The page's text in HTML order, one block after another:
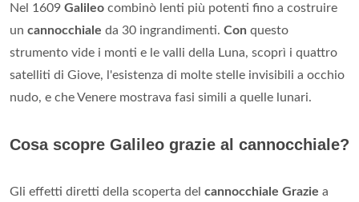
Nel 1609 Galileo combinò lenti più potenti fino a costruire
un cannocchiale da 30 ingrandimenti. Con questo
strumento vide i monti e le valli della Luna, scoprì i quattro
satelliti di Giove, l'esistenza di molte stelle invisibili a occhio
nudo, e che Venere mostrava fasi simili a quelle lunari.
Cosa scopre Galileo grazie al cannocchiale?
Gli effetti diretti della scoperta del cannocchiale Grazie a